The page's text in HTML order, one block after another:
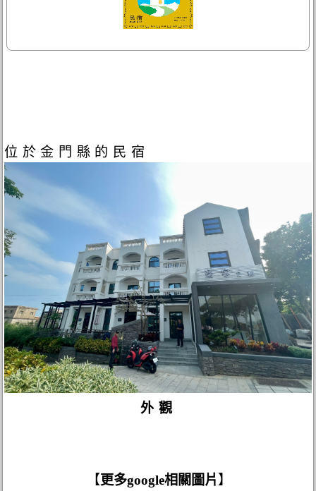
位於金門縣的民宿
外觀
【更多google相關圖片 】